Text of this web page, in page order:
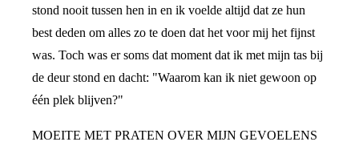
stond nooit tussen hen in en ik voelde altijd dat ze hun
best deden om alles zo te doen dat het voor mij het fijnst
was. Toch was er soms dat moment dat ik met mijn tas bij
de deur stond en dacht: "Waarom kan ik niet gewoon op
één plek blijven?"
MOEITE MET PRATEN OVER MIJN GEVOELENS